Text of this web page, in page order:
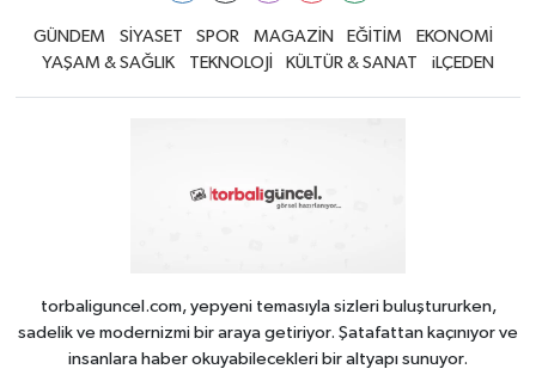
GÜNDEM SİYASET SPOR MAGAZİN EĞİTİM
EKONOMİ
YAŞAM & SAĞLIK
TEKNOLOJİ KÜLTÜR & SANAT iLÇEDEN
torbaliguncel.com, yepyeni temasıyla sizleri buluştururken,
sadelik ve modernizmi bir araya getiriyor. Şatafattan kaçınıyor ve
insanlara haber okuyabilecekleri bir altyapı sunuyor.